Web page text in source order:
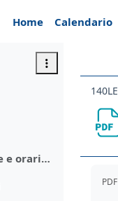
Home
Calendario
Titolo, presentazione e orari del corso
PDF